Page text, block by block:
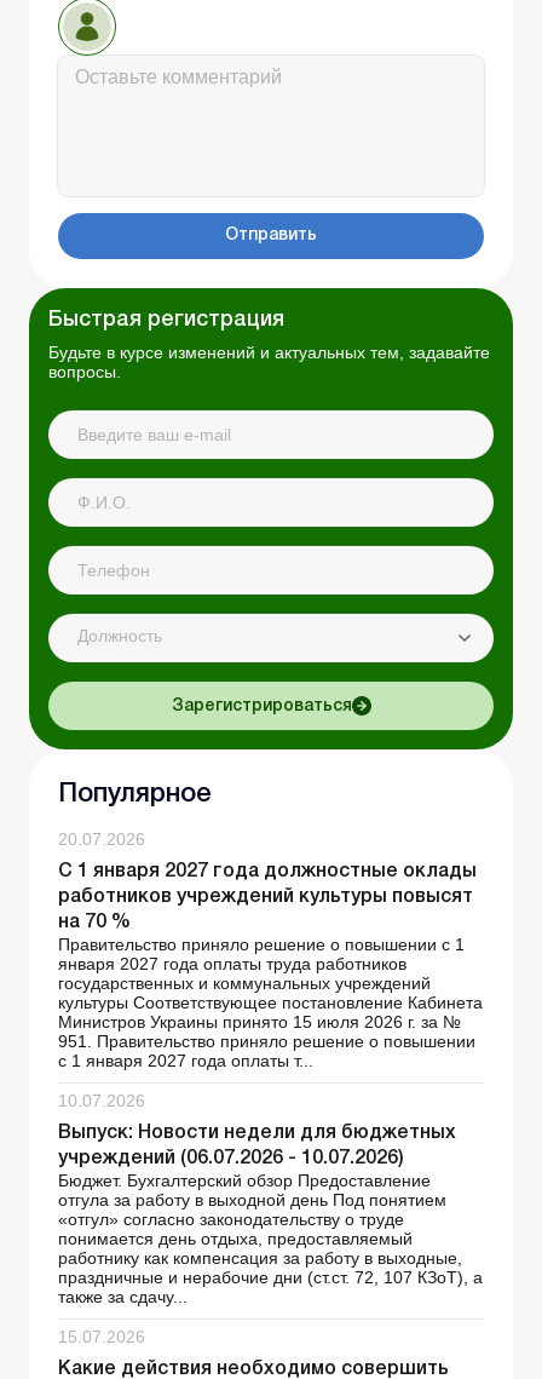
Отправить
Быстрая регистрация
Будьте в курсе изменений и актуальных тем, задавайте
вопросы.
Должность
Зарегистрироваться
Популярное
20.07.2026
С 1 января 2027 года должностные оклады
работников учреждений культуры повысят
на 70 %
Правительство приняло решение о повышении с 1
января 2027 года оплаты труда работников
государственных и коммунальных учреждений
культуры Соответствующее постановление Кабинета
Министров Украины принято 15 июля 2026 г. за №
951. Правительство приняло решение о повышении
с 1 января 2027 года оплаты т...
10.07.2026
Выпуск: Новости недели для бюджетных
учреждений (06.07.2026 - 10.07.2026)
Бюджет. Бухгалтерский обзор Предоставление
отгула за работу в выходной день Под понятием
«отгул» согласно законодательству о труде
понимается день отдыха, предоставляемый
работнику как компенсация за работу в выходные,
праздничные и нерабочие дни (ст.ст. 72, 107 КЗоТ), а
также за сдачу...
15.07.2026
Какие действия необходимо совершить